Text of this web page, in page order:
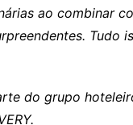
ao combinar
Tudo
do grupo